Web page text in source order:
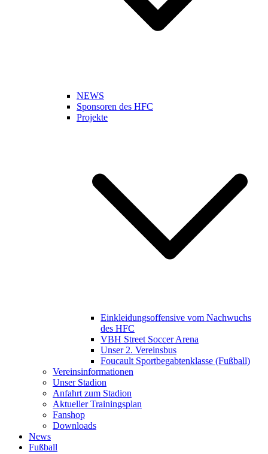
NEWS
Sponsoren des HFC
Projekte
Einkleidungsoffensive vom Nachwuchs
des HFC
VBH Street Soccer Arena
Unser 2. Vereinsbus
Foucault Sportbegabtenklasse (Fußball)
Vereinsinformationen
Unser Stadion
Anfahrt zum Stadion
Aktueller Trainingsplan
Fanshop
Downloads
News
Fußball